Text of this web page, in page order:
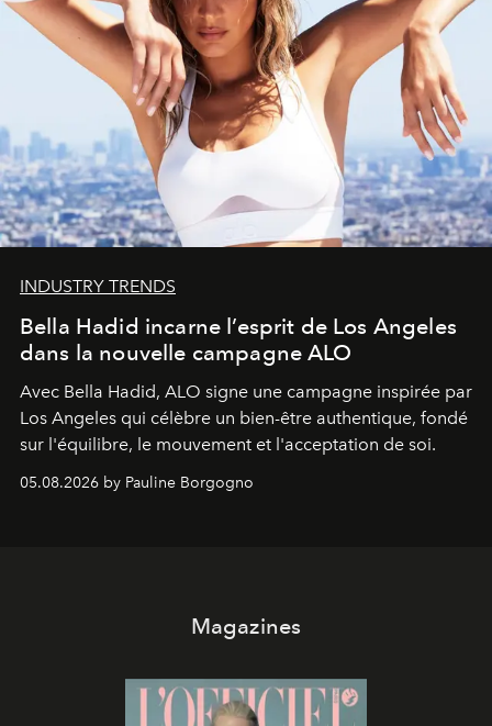
INDUSTRY TRENDS
Bella Hadid incarne l’esprit de Los Angeles
dans la nouvelle campagne ALO
Avec Bella Hadid, ALO signe une campagne inspirée par
Los Angeles qui célèbre un bien-être authentique, fondé
sur l'équilibre, le mouvement et l'acceptation de soi.
05.08.2026 by Pauline Borgogno
Magazines